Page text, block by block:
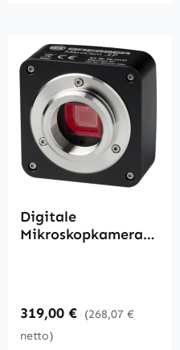
Digitale
Mikroskopkamera
Regulärer Preis:
319,00 € (268,07 €
netto)